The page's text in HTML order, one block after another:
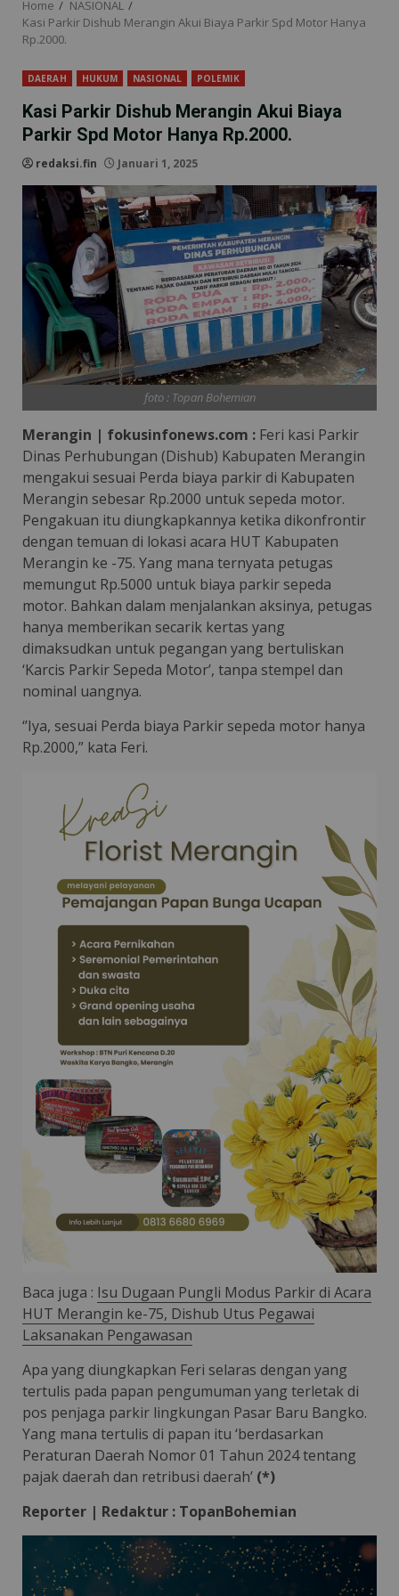
Home
NASIONAL
Kasi Parkir Dishub Merangin Akui Biaya Parkir Spd Motor Hanya
Rp.2000.
DAERAH HUKUM NASIONAL POLEMIK
Kasi Parkir Dishub Merangin Akui Biaya
Parkir Spd Motor Hanya Rp.2000.
redaksi.fin Januari 1, 2025
foto : Topan Bohemian
Merangin | fokusinfonews.com : Feri kasi Parkir
Dinas Perhubungan (Dishub) Kabupaten Merangin
mengakui sesuai Perda biaya parkir di Kabupaten
Merangin sebesar Rp.2000 untuk sepeda motor.
Pengakuan itu diungkapkannya ketika dikonfrontir
dengan temuan di lokasi acara HUT Kabupaten
Merangin ke -75. Yang mana ternyata petugas
memungut Rp.5000 untuk biaya parkir sepeda
motor. Bahkan dalam menjalankan aksinya, petugas
hanya memberikan secarik kertas yang
dimaksudkan untuk pegangan yang bertuliskan
‘Karcis Parkir Sepeda Motor’, tanpa stempel dan
nominal uangnya.
‘’Iya, sesuai Perda biaya Parkir sepeda motor hanya
Rp.2000,” kata Feri.
Baca juga : Isu Dugaan Pungli Modus Parkir di Acara
HUT Merangin ke-75, Dishub Utus Pegawai
Laksanakan Pengawasan
Apa yang diungkapkan Feri selaras dengan yang
tertulis pada papan pengumuman yang terletak di
pos penjaga parkir lingkungan Pasar Baru Bangko.
Yang mana tertulis di papan itu ‘berdasarkan
Peraturan Daerah Nomor 01 Tahun 2024 tentang
pajak daerah dan retribusi daerah’ (*)
Reporter | Redaktur : TopanBohemian